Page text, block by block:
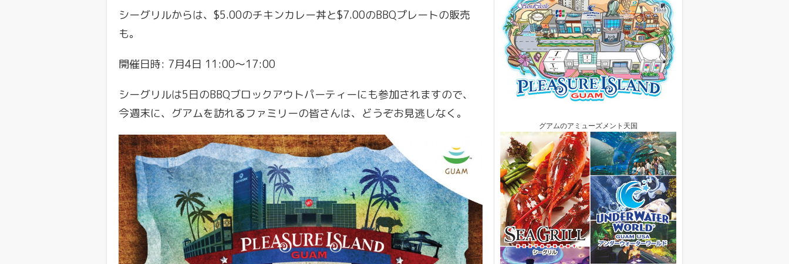
シーグリルからは、$5.00のチキンカレー丼と$7.00のBBQプレートの販売
も。
開催日時: 7月4日 11:00〜17:00
シーグリルは5日のBBQブロックアウトパーティーにも参加されますので、
今週末に、グアムを訪れるファミリーの皆さんは、どうぞお見逃しなく。
グアムのアミューズメント天国